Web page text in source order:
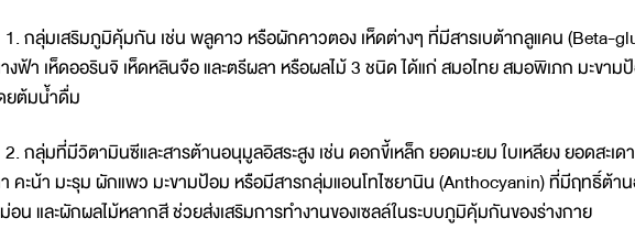
1. กลุ่มเสริมภูมิคุ้มกัน เช่น พลูคาว หรือผักคาวตอง เห็ดต่างๆ ที่มีสารเบต้ากลูแคน (Beta-
งฟ้า เห็ดออรินจิ เห็ดหลินจือ และตรีผลา หรือผลไม้ 3 ชนิด ได้แก่ สมอไทย สมอพิเภก มะขาม
ยต้มน้ำดื่ม
2. กลุ่มที่มีวิตามินซีและสารต้านอนุมูลอิสระสูง เช่น ดอกขี้เหล็ก ยอดมะยม ใบเหลียง ยอดสะเด
คะน้า มะรุม ผักแพว มะขามป้อม หรือมีสารกลุ่มแอนโทไซยานิน (Anthocyanin) ที่มีฤทธิ์ต้า
อน และผักผลไม้หลากสี ช่วยส่งเสริมการทำงานของเซลล์ในระบบภูมิคุ้มกันของร่างกาย